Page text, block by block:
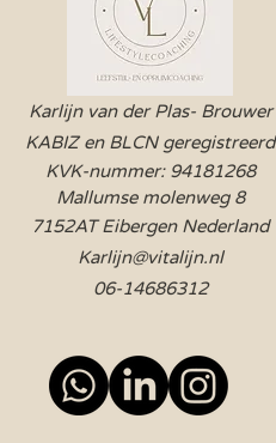
Karlijn van der Plas- Brouwer
KABIZ en BLCN geregistreerd
KVK-nummer: 94181268
Mallumse molenweg 8
7152AT Eibergen Nederland
Karlijn@vitalijn.nl
06-14686312